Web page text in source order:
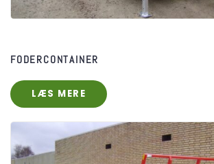
FODERCONTAINER
LÆS MERE